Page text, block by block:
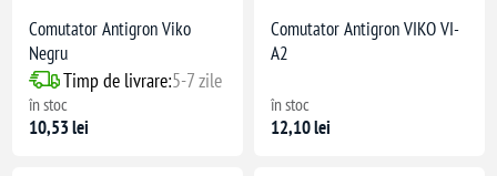
Comutator Antigron Viko
Negru
Timp de livrare:5-7 zile
în stoc
10,53 lei
Comutator Antigron VIKO VI-
A2
în stoc
12,10 lei